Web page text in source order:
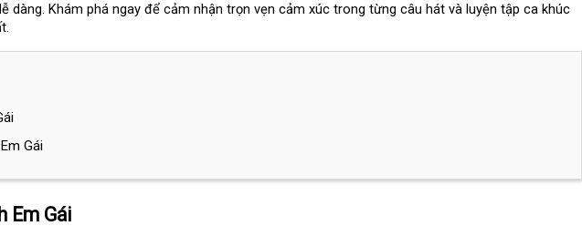
dàng. Khám phá ngay để cảm nhận trọn vẹn cảm xúc trong từng câu hát và luyện tập ca khúc
Gái
Em Gái